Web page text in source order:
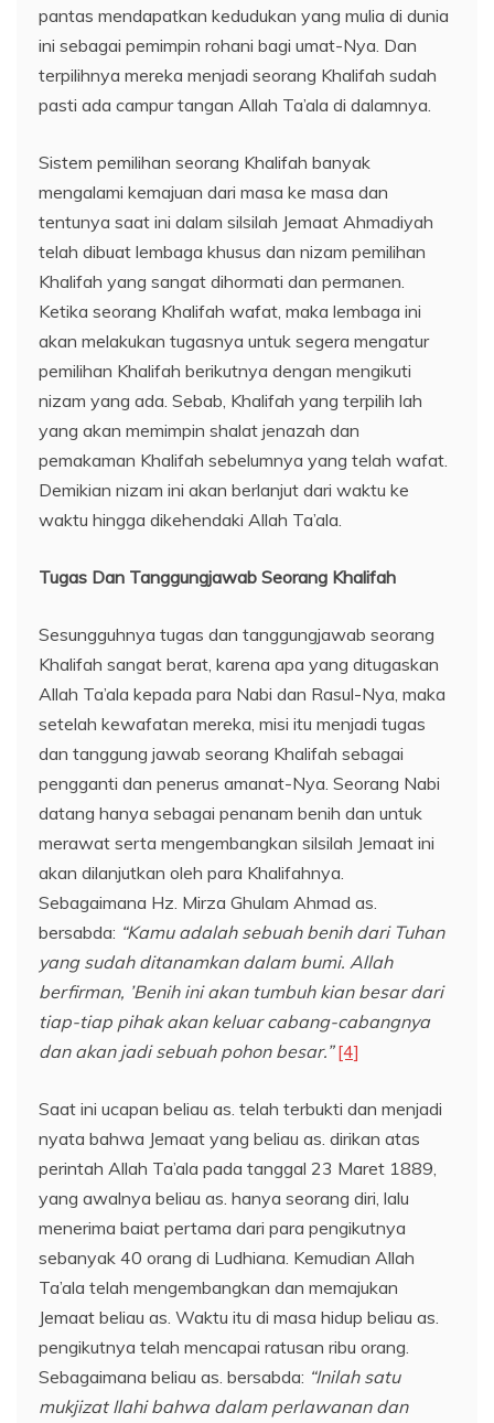
pantas mendapatkan kedudukan yang mulia di dunia
ini sebagai pemimpin rohani bagi umat-Nya. Dan
terpilihnya mereka menjadi seorang Khalifah sudah
pasti ada campur tangan Allah Ta’ala di dalamnya.
Sistem pemilihan seorang Khalifah banyak
mengalami kemajuan dari masa ke masa dan
tentunya saat ini dalam silsilah Jemaat Ahmadiyah
telah dibuat lembaga khusus dan nizam pemilihan
Khalifah yang sangat dihormati dan permanen.
Ketika seorang Khalifah wafat, maka lembaga ini
akan melakukan tugasnya untuk segera mengatur
pemilihan Khalifah berikutnya dengan mengikuti
nizam yang ada. Sebab, Khalifah yang terpilih lah
yang akan memimpin shalat jenazah dan
pemakaman Khalifah sebelumnya yang telah wafat.
Demikian nizam ini akan berlanjut dari waktu ke
waktu hingga dikehendaki Allah Ta’ala.
Tugas Dan Tanggungjawab Seorang Khalifah
Sesungguhnya tugas dan tanggungjawab seorang
Khalifah sangat berat, karena apa yang ditugaskan
Allah Ta’ala kepada para Nabi dan Rasul-Nya, maka
setelah kewafatan mereka, misi itu menjadi tugas
dan tanggung jawab seorang Khalifah sebagai
pengganti dan penerus amanat-Nya. Seorang Nabi
datang hanya sebagai penanam benih dan untuk
merawat serta mengembangkan silsilah Jemaat ini
akan dilanjutkan oleh para Khalifahnya.
Sebagaimana Hz. Mirza Ghulam Ahmad as.
bersabda: “Kamu adalah sebuah benih dari Tuhan
yang sudah ditanamkan dalam bumi. Allah
berfirman, ’Benih ini akan tumbuh kian besar dari
tiap-tiap pihak akan keluar cabang-cabangnya
dan akan jadi sebuah pohon besar.”[4]
Saat ini ucapan beliau as. telah terbukti dan menjadi
nyata bahwa Jemaat yang beliau as. dirikan atas
perintah Allah Ta’ala pada tanggal 23 Maret 1889,
yang awalnya beliau as. hanya seorang diri, lalu
menerima baiat pertama dari para pengikutnya
sebanyak 40 orang di Ludhiana. Kemudian Allah
Ta’ala telah mengembangkan dan memajukan
Jemaat beliau as. Waktu itu di masa hidup beliau as.
pengikutnya telah mencapai ratusan ribu orang.
Sebagaimana beliau as. bersabda: “Inilah satu
mukjizat Ilahi bahwa dalam perlawanan dan